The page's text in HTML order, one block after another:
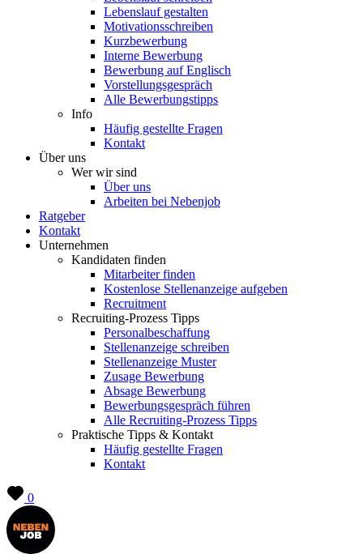
Lebenslauf gestalten
Motivationsschreiben
Kurzbewerbung
Interne Bewerbung
Bewerbung auf Englisch
Vorstellungsgespräch
Alle Bewerbungstipps
Info
Häufig gestellte Fragen
Kontakt
Über uns
Wer wir sind
Über uns
Arbeiten bei Nebenjob
Ratgeber
Kontakt
Unternehmen
Kandidaten finden
Mitarbeiter finden
Kostenlose Stellenanzeige aufgeben
Recruitment
Recruiting-Prozess Tipps
Personalbeschaffung
Stellenanzeige schreiben
Stellenanzeige Muster
Zusage Bewerbung
Absage Bewerbung
Bewerbungsgespräch führen
Alle Recruiting-Prozess Tipps
Praktische Tipps & Kontakt
Häufig gestellte Fragen
Kontakt
0